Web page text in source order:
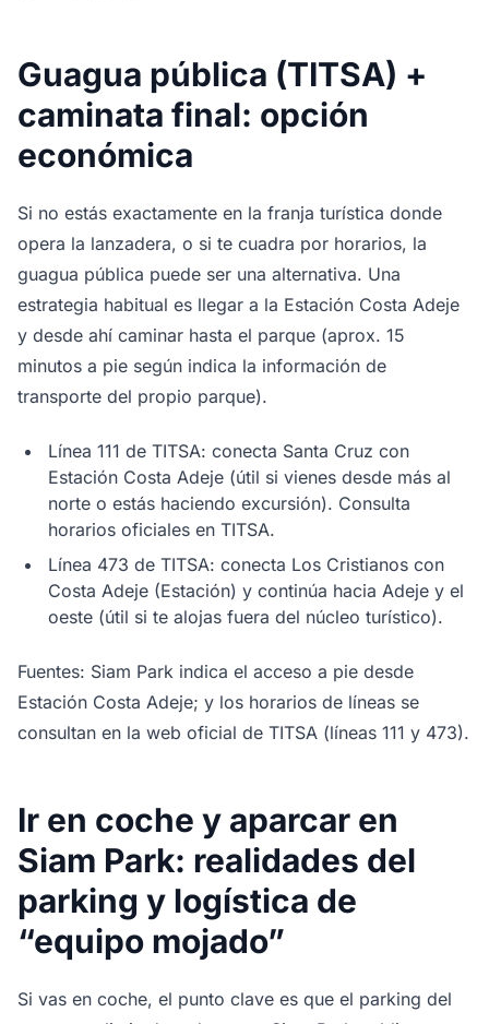
Guagua pública (TITSA) +
caminata final: opción
económica
Si no estás exactamente en la franja turística donde
opera la lanzadera, o si te cuadra por horarios, la
guagua pública puede ser una alternativa. Una
estrategia habitual es llegar a la Estación Costa Adeje
y desde ahí caminar hasta el parque (aprox. 15
minutos a pie según indica la información de
transporte del propio parque).
Línea 111 de TITSA: conecta Santa Cruz con
Estación Costa Adeje (útil si vienes desde más al
norte o estás haciendo excursión). Consulta
horarios oficiales en TITSA.
Línea 473 de TITSA: conecta Los Cristianos con
Costa Adeje (Estación) y continúa hacia Adeje y el
oeste (útil si te alojas fuera del núcleo turístico).
Fuentes: Siam Park indica el acceso a pie desde
Estación Costa Adeje; y los horarios de líneas se
consultan en la web oficial de TITSA (líneas 111 y 473).
Ir en coche y aparcar en
Siam Park: realidades del
parking y logística de
“equipo mojado”
Si vas en coche, el punto clave es que el parking del